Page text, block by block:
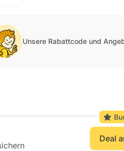
Unsere Rabattcode und
Deal